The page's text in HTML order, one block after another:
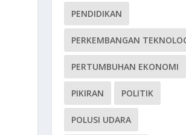
PENDIDIKAN
PERKEMBANGAN
PERTUMBUHAN EKONOMI
PIKIRAN POLITIK
POLUSI UDARA